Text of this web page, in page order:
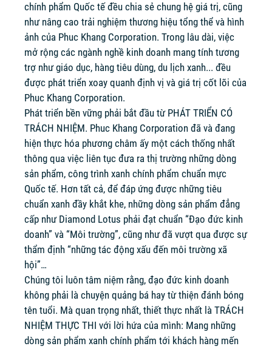
chính phẩm Quốc tế đều chia sẻ chung hệ giá trị, cũng
như nâng cao trải nghiệm thương hiệu tổng thể và hình
ảnh của Phuc Khang Corporation. Trong lâu dài, việc
mở rộng các ngành nghề kinh doanh mang tính tương
trợ như giáo dục, hàng tiêu dùng, du lịch xanh... đều
được phát triển xoay quanh định vị và giá trị cốt lõi của
Phuc Khang Corporation.
Phát triển bền vững phải bắt đầu từ PHÁT TRIỂN CÓ
TRÁCH NHIỆM. Phuc Khang Corporation đã và đang
hiện thực hóa phương châm ấy một cách thống nhất
thông qua việc liên tục đưa ra thị trường những dòng
sản phẩm, công trình xanh chính phẩm chuẩn mực
Quốc tế. Hơn tất cả, để đáp ứng được những tiêu
chuẩn xanh đầy khắt khe, những dòng sản phẩm đẳng
cấp như Diamond Lotus phải đạt chuẩn “Đạo đức kinh
doanh” và “Môi trường”, cũng như đã vượt qua được sự
thẩm định “những tác động xấu đến môi trường xã
hội”…
Chúng tôi luôn tâm niệm rằng, đạo đức kinh doanh
không phải là chuyện quảng bá hay từ thiện đánh bóng
tên tuổi. Mà quan trọng nhất, thiết thực nhất là TRÁCH
NHIỆM THỰC THI với lời hứa của mình: Mang những
dòng sản phẩm xanh chính phẩm tới khách hàng mến